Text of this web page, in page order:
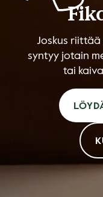
Joskus
syntyy jotain
tai